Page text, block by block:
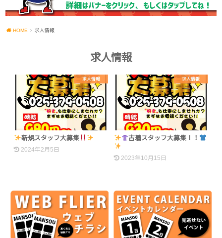
HOME 求人情報
求人情報
求人情報
新規スタッフ大募集
2024年2月5日
求人情報
古着スタッフ大募集！！
2023年10月15日